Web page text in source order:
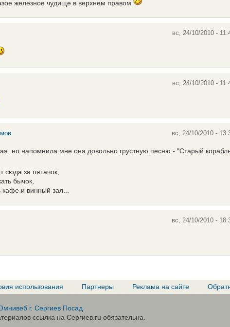
железное чудище в верхнем правом
вс, 24/10/2010 -
вс, 24/10/2010 -
вс, 24/10/2010 -
но напомнила мне она довольно грустную песню - "Старый
сюда за пятачок,
бычок,
кафе и винный зал...
вс, 24/10/2010 -
использования Партнеры Реклама на сайте
г. Сергиев Посад
ссылка на Сергиев.ru обязательна.